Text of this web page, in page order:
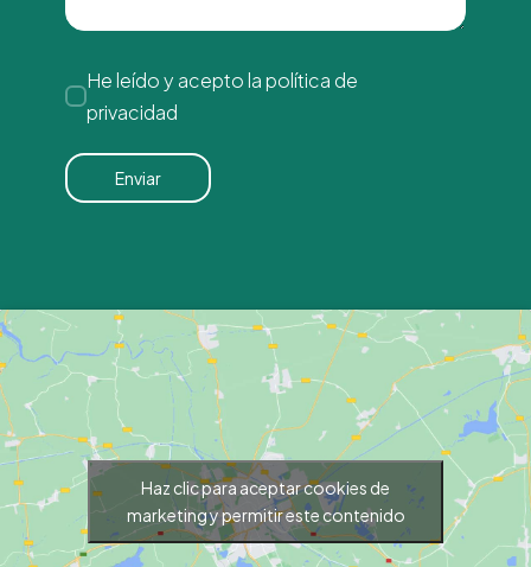
He leído y acepto lapolítica de
privacidad
Haz clic para aceptar cookies de
marketing y permitir este contenido